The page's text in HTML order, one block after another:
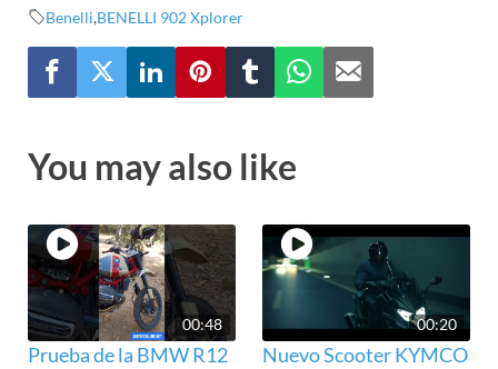
Benelli,BENELLI 902 Xplorer
You may also like
00:48
Prueba de la BMW R12
00:20
Nuevo Scooter KYMCO